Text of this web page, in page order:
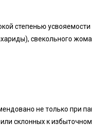
степенью усвояемости
свекольного
не только при
склонных к